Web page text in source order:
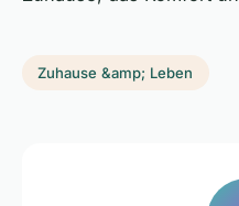
Zuhause &amp; Leben